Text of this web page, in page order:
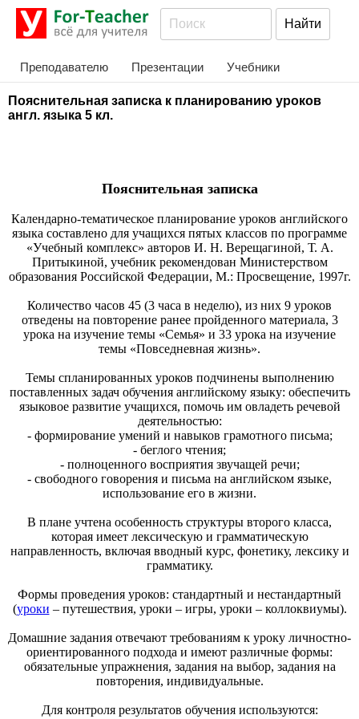
Преподавателю Презентации Учебники
Пояснительная записка к планированию уроков
англ. языка 5 кл.
Пояснительная записка
Календарно-тематическое планирование уроков английского
языка составлено для учащихся пятых классов по программе
«Учебный комплекс» авторов И. Н. Верещагиной, Т. А.
Притыкиной, учебник рекомендован Министерством
образования Российской Федерации, М.: Просвещение, 1997г.
Количество часов 45 (3 часа в неделю), из них 9 уроков
отведены на повторение ранее пройденного материала, 3
урока на изучение темы «Семья» и 33 урока на изучение
темы «Повседневная жизнь».
Темы спланированных уроков подчинены выполнению
поставленных задач обучения английскому языку: обеспечить
языковое развитие учащихся, помочь им овладеть речевой
деятельностью:
- формирование умений и навыков грамотного письма;
- беглого чтения;
- полноценного восприятия звучащей речи;
- свободного говорения и письма на английском языке,
использование его в жизни.
В плане учтена особенность структуры второго класса,
которая имеет лексическую и грамматическую
направленность, включая вводный курс, фонетику, лексику и
грамматику.
Формы проведения уроков: стандартный и нестандартный
(уроки – путешествия, уроки – игры, уроки – коллоквиумы).
Домашние задания отвечают требованиям к уроку личностно-
ориентированного подхода и имеют различные формы:
обязательные упражнения, задания на выбор, задания на
повторения, индивидуальные.
Для контроля результатов обучения используются: